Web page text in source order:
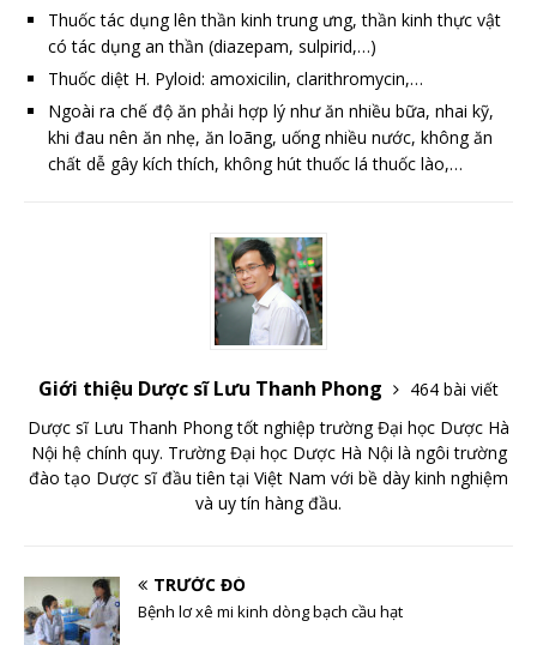
Thuốc tác dụng lên thần kinh trung ưng, thần kinh thực vật
có tác dụng an thần (diazepam, sulpirid,…)
Thuốc diệt H. Pyloid: amoxicilin, clarithromycin,…
Ngoài ra chế độ ăn phải hợp lý như ăn nhiều bữa, nhai kỹ,
khi đau nên ăn nhẹ, ăn loãng, uống nhiều nước, không ăn
chất dễ gây kích thích, không hút thuốc lá thuốc lào,…
Giới thiệu Dược sĩ Lưu Thanh Phong
464 bài viết
Dược sĩ Lưu Thanh Phong tốt nghiệp trường Đại học Dược Hà
Nội hệ chính quy. Trường Đại học Dược Hà Nội là ngôi trường
đào tạo Dược sĩ đầu tiên tại Việt Nam với bề dày kinh nghiệm
và uy tín hàng đầu.
TRƯỚC ĐÓ
Bệnh lơ xê mi kinh dòng bạch cầu hạt